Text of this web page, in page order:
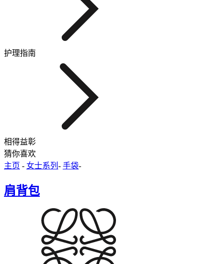
护理指南
相得益彰
猜你喜欢
主页 - 女士系列 - 手袋-
肩背包